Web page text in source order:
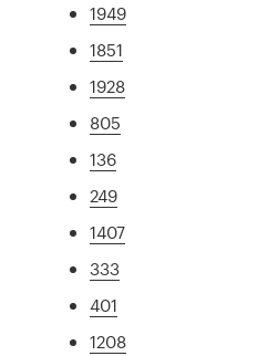
1949
1851
1928
805
136
249
1407
333
401
1208